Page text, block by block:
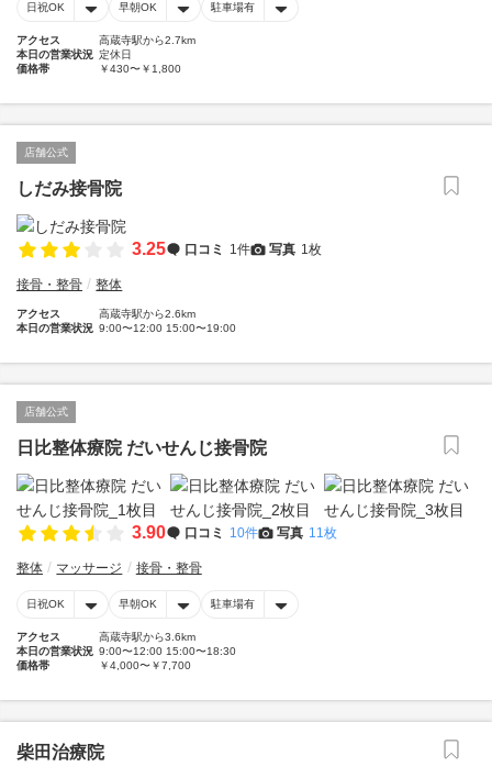
日祝OK 早朝OK 駐車場有
アクセス
高蔵寺駅から2.7km
本日の営業状況 定休日
価格帯
￥430〜￥1,800
店舗公式
しだみ接骨院
3.25 口コミ 1件 写真 1枚
接骨・整骨 整体
アクセス
高蔵寺駅から2.6km
本日の営業状況 9:00〜12:00 15:00〜19:00
店舗公式
日比整体療院 だいせんじ接骨院
3.90 口コミ 10件 写真 11枚
整体 マッサージ 接骨・整骨
日祝OK 早朝OK 駐車場有
アクセス
高蔵寺駅から3.6km
本日の営業状況 9:00〜12:00 15:00〜18:30
価格帯
￥4,000〜￥7,700
柴田治療院